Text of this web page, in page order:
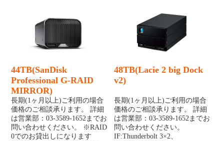
44TB(SanDisk
Professional G-RAID
MIRROR)
長期(1ヶ月以上)ご利用の場合
価格のご相談承ります。 詳細
は営業部：03-3589-1652までお
問い合わせください。 ※RAID
0でのお貸出しになります
48TB(Lacie 2 big Dock
v2)
長期(1ヶ月以上)ご利用の場合
価格のご相談承ります。 詳細
は営業部：03-3589-1652までお
問い合わせください。
IF:Thunderbolt 3×2、